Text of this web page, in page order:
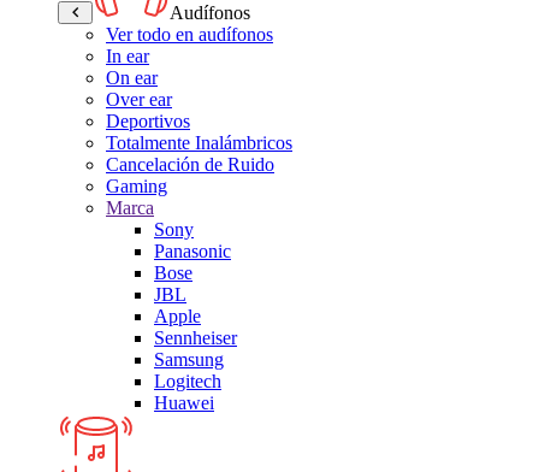
Audífonos
Ver todo en audífonos
In ear
On ear
Over ear
Deportivos
Totalmente Inalámbricos
Cancelación de Ruido
Gaming
Marca
Sony
Panasonic
Bose
JBL
Apple
Sennheiser
Samsung
Logitech
Huawei